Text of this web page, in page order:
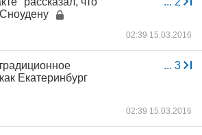
02:39 15.03.2016
... 3
Екатеринбург
02:39 15.03.2016